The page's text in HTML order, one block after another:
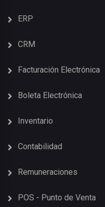
ERP
CRM
Facturación Electrónica
Boleta Electrónica
Inventario
Contabilidad
Remuneraciones
POS - Punto de Venta